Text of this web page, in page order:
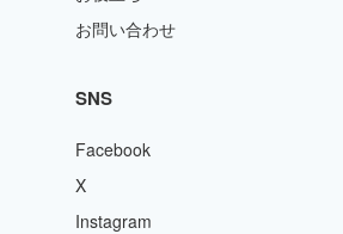
お問い合わせ
SNS
Facebook
X
Instagram